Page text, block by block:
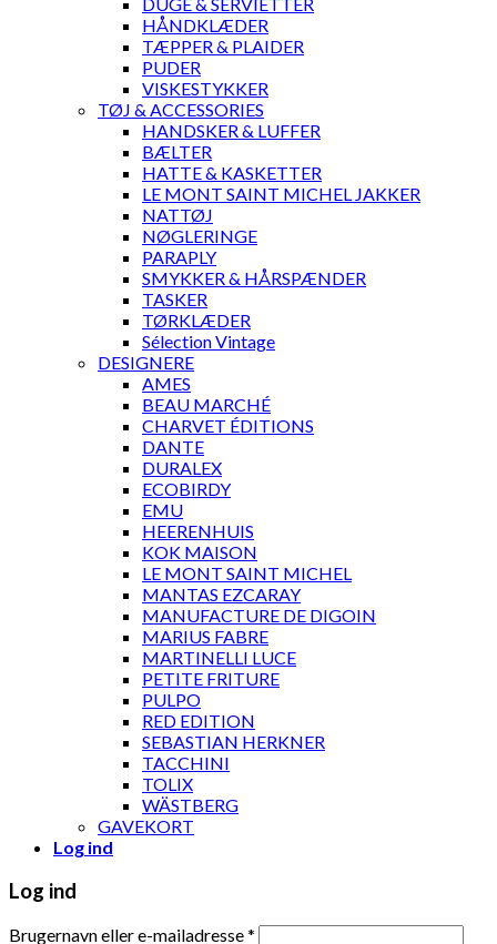
HÅNDKLÆDER
TÆPPER & PLAIDER
PUDER
VISKESTYKKER
TØJ & ACCESSORIES
HANDSKER & LUFFER
BÆLTER
HATTE & KASKETTER
LE MONT SAINT MICHEL JAKKER
NATTØJ
NØGLERINGE
PARAPLY
SMYKKER & HÅRSPÆNDER
TASKER
TØRKLÆDER
Sélection Vintage
DESIGNERE
AMES
BEAU MARCHÉ
CHARVET ÉDITIONS
DANTE
DURALEX
ECOBIRDY
EMU
HEERENHUIS
KOK MAISON
LE MONT SAINT MICHEL
MANTAS EZCARAY
MANUFACTURE DE DIGOIN
MARIUS FABRE
MARTINELLI LUCE
PETITE FRITURE
PULPO
RED EDITION
SEBASTIAN HERKNER
TACCHINI
TOLIX
WÄSTBERG
GAVEKORT
Log ind
Log ind
Brugernavn eller e-mailadresse*